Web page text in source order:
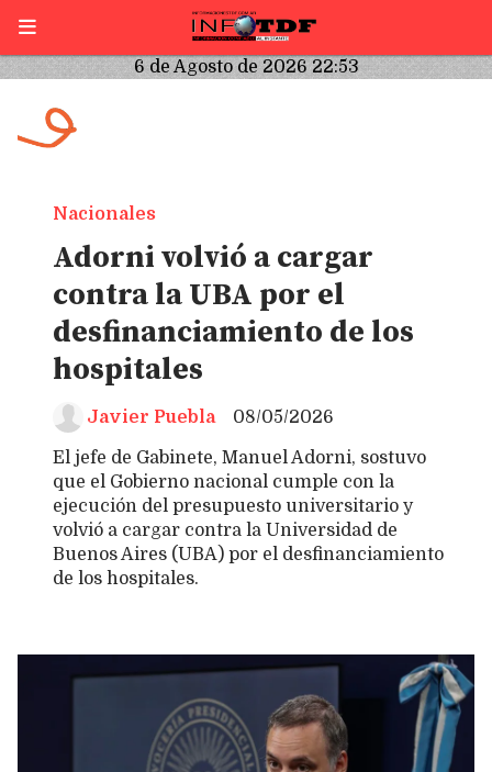
6 de Agosto de 2026 22:53
Adorni volvió a cargar
contra la UBA por el
desfinanciamiento de los
hospitales
El jefe de Gabinete, Manuel Adorni, sostuvo
que el Gobierno nacional cumple con la
ejecución del presupuesto universitario y
volvió a cargar contra la Universidad de
Buenos Aires (UBA) por el desfinanciamiento
de los hospitales.
Nacionales
08/05/2026
Javier Puebla